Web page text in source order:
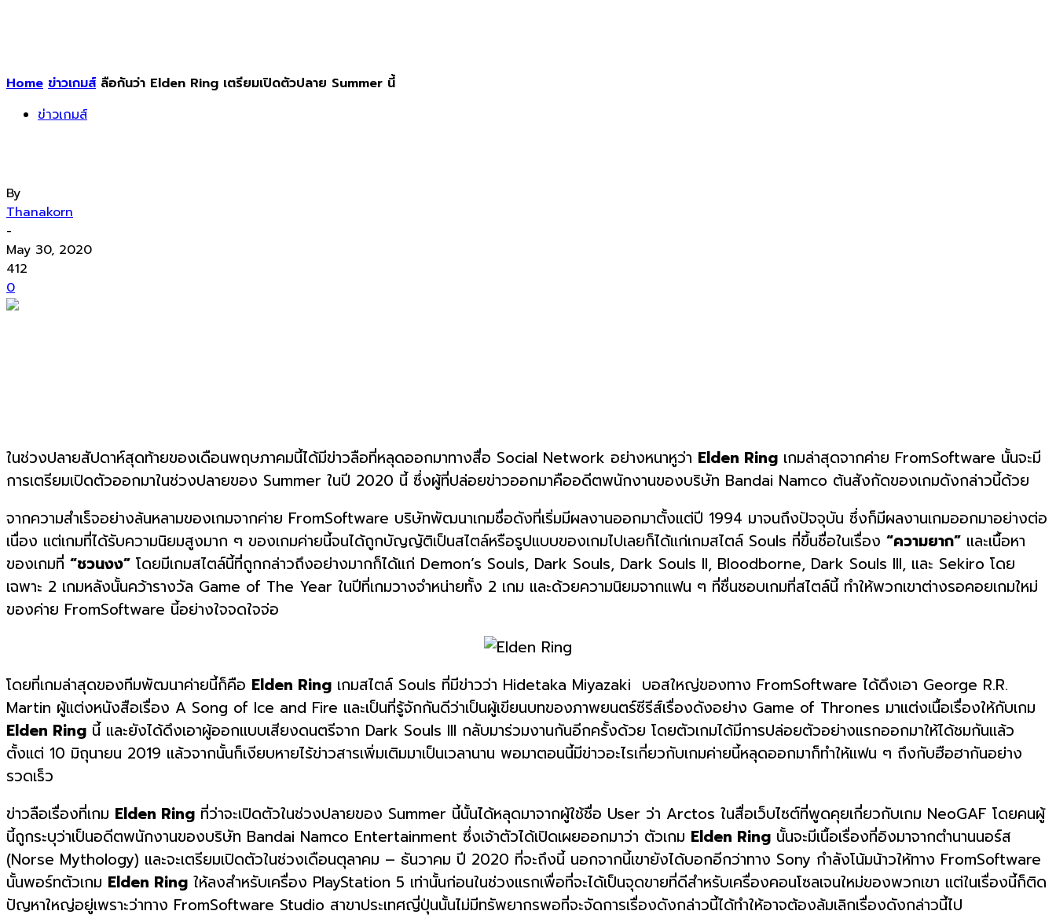
Home ข่าวเกมส์ ลือกันว่า Elden Ring เตรียมเปิดตัวปลาย Summer นี้
ข่าวเกมส์
By
Thanakorn
-
May 30, 2020
412
0
ในช่วงปลายสัปดาห์สุดท้ายของเดือนพฤษภาคมนี้ได้มีข่าวลือที่หลุดออกมาทางสื่อ Social Network อย่างหนาหูว่า Elden Ring เกมล่าสุดจากค่าย FromSoftware นั้นจะมี
การเตรียมเปิดตัวออกมาในช่วงปลายของ Summer ในปี 2020 นี้ ซึ่งผู้ที่ปล่อยข่าวออกมาคืออดีตพนักงานของบริษัท Bandai Namco ต้นสังกัดของเกมดังกล่าวนี้ด้วย
จากความสำเร็จอย่างล้นหลามของเกมจากค่าย FromSoftware บริษัทพัฒนาเกมชื่อดังที่เริ่มมีผลงานออกมาตั้งแต่ปี 1994 มาจนถึงปัจจุบัน ซึ่งก็มีผลงานเกมออกมาอย่างต่อ
เนื่อง แต่เกมที่ได้รับความนิยมสูงมาก ๆ ของเกมค่ายนี้จนได้ถูกบัญญัติเป็นสไตล์หรือรูปแบบของเกมไปเลยก็ได้แก่เกมสไตล์ Souls ที่ขึ้นชื่อในเรื่อง “ความยาก” และเนื้อหา
ของเกมที่ “ชวนงง” โดยมีเกมสไตล์นี้ที่ถูกกล่าวถึงอย่างมากก็ได้แก่ Demon’s Souls, Dark Souls, Dark Souls II, Bloodborne, Dark Souls III, และ Sekiro โดย
เฉพาะ 2 เกมหลังนั้นคว้ารางวัล Game of The Year ในปีที่เกมวางจำหน่ายทั้ง 2 เกม และด้วยความนิยมจากแฟน ๆ ที่ชื่นชอบเกมที่สไตล์นี้ ทำให้พวกเขาต่างรอคอยเกมใหม่
ของค่าย FromSoftware นี้อย่างใจจดใจจ่อ
โดยที่เกมล่าสุดของทีมพัฒนาค่ายนี้ก็คือ Elden Ring เกมสไตล์ Souls ที่มีข่าวว่า Hidetaka Miyazaki บอสใหญ่ของทาง FromSoftware ได้ดึงเอา George R.R.
Martin ผู้แต่งหนังสือเรื่อง A Song of Ice and Fire และเป็นที่รู้จักกันดีว่าเป็นผู้เขียนบทของภาพยนตร์ซีรีส์เรื่องดังอย่าง Game of Thrones มาแต่งเนื้อเรื่องให้กับเกม
Elden Ring นี้ และยังได้ดึงเอาผู้ออกแบบเสียงดนตรีจาก Dark Souls III กลับมาร่วมงานกันอีกครั้งด้วย โดยตัวเกมได้มีการปล่อยตัวอย่างแรกออกมาให้ได้ชมกันแล้ว
ตั้งแต่ 10 มิถุนายน 2019 แล้วจากนั้นก็เงียบหายไร้ข่าวสารเพิ่มเติมมาเป็นเวลานาน พอมาตอนนี้มีข่าวอะไรเกี่ยวกับเกมค่ายนี้หลุดออกมาก็ทำให้แฟน ๆ ถึงกับฮือฮากันอย่าง
รวดเร็ว
ข่าวลือเรื่องที่เกม Elden Ring ที่ว่าจะเปิดตัวในช่วงปลายของ Summer นี้นั้นได้หลุดมาจากผู้ใช้ชื่อ User ว่า Arctos ในสื่อเว็บไซต์ที่พูดคุยเกี่ยวกับเกม NeoGAF โดยคนผู้
นี้ถูกระบุว่าเป็นอดีตพนักงานของบริษัท Bandai Namco Entertainment ซึ่งเจ้าตัวได้เปิดเผยออกมาว่า ตัวเกม Elden Ring นั้นจะมีเนื้อเรื่องที่อิงมาจากตำนานนอร์ส
(Norse Mythology) และจะเตรียมเปิดตัวในช่วงเดือนตุลาคม – ธันวาคม ปี 2020 ที่จะถึงนี้ นอกจากนี้เขายังได้บอกอีกว่าทาง Sony กำลังโน้มน้าวให้ทาง FromSoftware
นั้นพอร์ทตัวเกม Elden Ring ให้ลงสำหรับเครื่อง PlayStation 5 เท่านั้นก่อนในช่วงแรกเพื่อที่จะได้เป็นจุดขายที่ดีสำหรับเครื่องคอนโซลเจนใหม่ของพวกเขา แต่ในเรื่องนี้ก็ติด
ปัญหาใหญ่อยู่เพราะว่าทาง FromSoftware Studio สาขาประเทศญี่ปุ่นนั้นไม่มีทรัพยากรพอที่จะจัดการเรื่องดังกล่าวนี้ได้ทำให้อาจต้องล้มเลิกเรื่องดังกล่าวนี้ไป